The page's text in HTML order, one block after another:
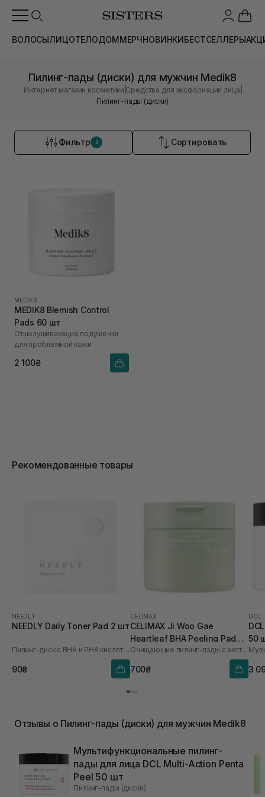
ВОЛОСЫЛИЦОТЕЛОДОММЕРЧНОВИНКИБЕСТСЕЛЛЕРЫ
Пилинг-пады (диски) для мужчин Medik8
Интернет магазин косметики |Средства для эксфолиации лица
Пилинг-пады (диски)
Фильтр 2 Сортировать
MEDIK8
MEDIK8 Blemish Control
Pads 60 шт
Отшелушивающие подушечки
для проблемной кожи
2 100₴
Рекомендованные товары
NEEDLY
NEEDLY Daily Toner Pad 2 шт
Пилинг-диск с BHA и PHA кислотами
90₴
CELIMAX
CELIMAX Ji Woo Gae
Heartleaf BHA Peeling Pad
60 шт
Очищающие пилинг-пэды с экстрактом хауттюйнии и BHA кислотами
700₴
DCL
50
3
Отзывы о Пилинг-пады (диски) для мужчин Medik8
Мультифункциональные пилинг-
пады для лица DCL Multi-Action Penta
Peel 50 шт
Пилинг-пады (диски)